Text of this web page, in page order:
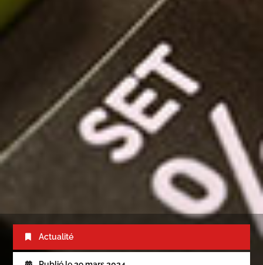
Actualité